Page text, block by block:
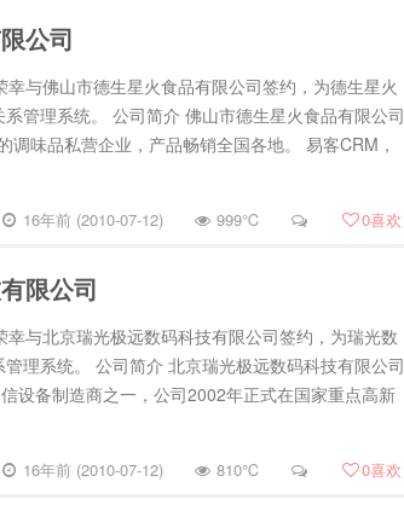
公司
与佛山市德生星火食品有限公司签约，为德生星火
管理系统。 公司简介 佛山市德生星火食品有限公司
调味品私营企业，产品畅销全国各地。 易客CRM，
16年前 (2010-07-12) 999℃ 0喜欢
限公司
与北京瑞光极远数码科技有限公司签约，为瑞光数
理系统。 公司简介 北京瑞光极远数码科技有限公司
设备制造商之一，公司2002年正式在国家重点高新
16年前 (2010-07-12) 810℃ 0喜欢